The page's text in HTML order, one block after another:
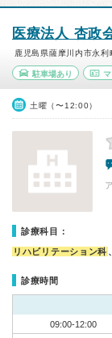
医療法人 杏政
鹿児島県薩摩川内市永利
駐車場あり
土曜（〜12:00）
診療科目：
リハビリテーション科
診療時間
09:00-12:00